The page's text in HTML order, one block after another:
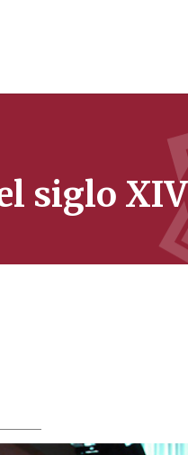
siglo XIV